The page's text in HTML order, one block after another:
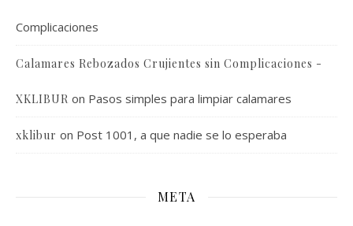
Complicaciones
Calamares Rebozados Crujientes sin Complicaciones -
XKLIBUR on Pasos simples para limpiar calamares
xklibur on Post 1001, a que nadie se lo esperaba
META